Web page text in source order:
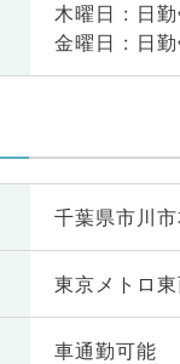
木曜日 : 日
金曜日 : 日
千葉県市川
東京メトロ
車通勤可能